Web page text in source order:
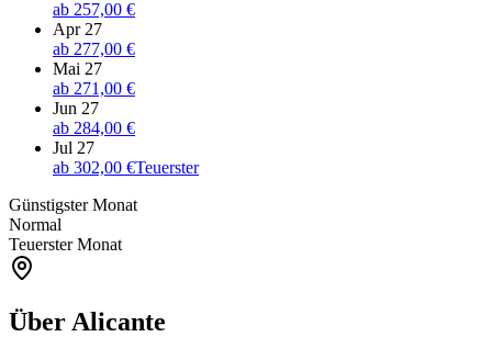
ab 257,00 €
Apr 27
ab 277,00 €
Mai 27
ab 271,00 €
Jun 27
ab 284,00 €
Jul 27
ab 302,00 €Teuerster
Günstigster Monat
Normal
Teuerster Monat
Über Alicante